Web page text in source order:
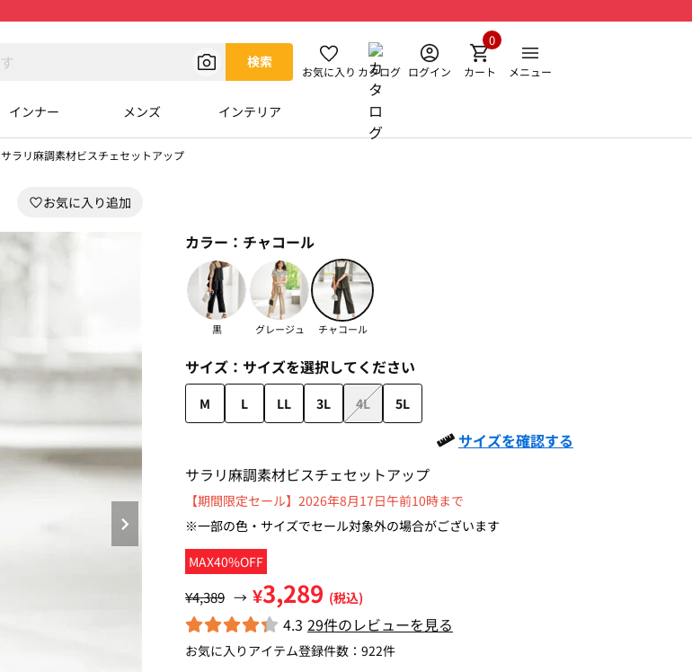
検索
お気に入り カタログ ログイン カート
0
メニュー
インナー メンズ インテリア
サラリ麻調素材ビスチェセットアップ
カラー： チャコール
黒 グレージュ チャコール
サイズ： サイズを選択してください
M L LL 3L 4L 5L
サイズを確認する
サラリ麻調素材ビスチェセットアップ
MAX40%OFF
【期間限定セール】2026年8月17日午前10時まで
※一部の色・サイズでセール対象外の場合がございます
¥4,389 → ¥3,289 (税込)
4.3 29件のレビューを見る
お気に入りアイテム登録件数： 922件